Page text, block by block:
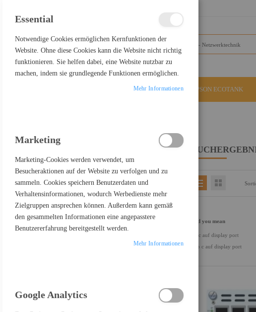
EPSON ECOTANK
Did you mean
us c auf display port
usb c auf display port
EINKAUFEN NACH
Kategorie Netzwerktechnik
Netzwerkgeräte 65 Artikel
Essential
Notwendige Cookies ermöglichen Kernfunktionen der
Website. Ohne diese Cookies kann die Website nicht richtig
funktionieren. Sie helfen dabei, eine Website nutzbar zu
machen, indem sie grundlegende Funktionen ermöglichen.
Mehr Informationen
Marketing
Marketing-Cookies werden verwendet, um
Besucheraktionen auf der Website zu verfolgen und zu
sammeln. Cookies speichern Benutzerdaten und
Verhaltensinformationen, wodurch Werbedienste mehr
Zielgruppen ansprechen können. Außerdem kann gemäß
den gesammelten Informationen eine angepasstere
Benutzererfahrung bereitgestellt werden.
Mehr Informationen
Google Analytics